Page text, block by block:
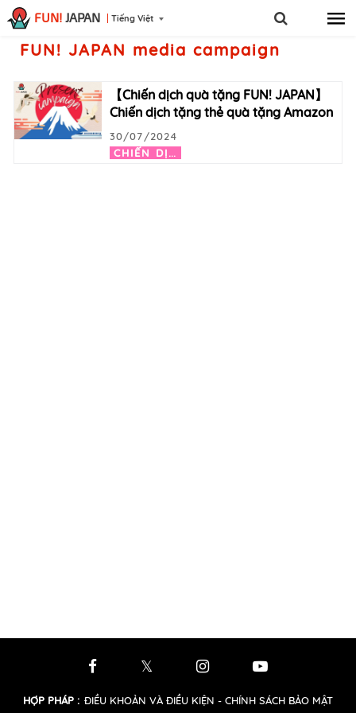
FUN! JAPAN Tiếng Việt
FUN! JAPAN media campaign
【Chiến dịch quà tặng FUN! JAPAN】
Chiến dịch tặng thẻ quà tặng Amazon
C
HIẾN DỊCH / SỰ KIỆN
30/07/2024
HỢP PHÁP : ĐIỀU KHOẢN VÀ ĐIỀU KIỆN - CHÍNH SÁCH BẢO MẬT